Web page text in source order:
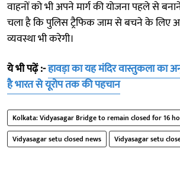
वाहनों को भी अपने मार्ग की योजना पहले से
चला है कि पुलिस ट्रैफिक जाम से बचने के लिए
व्यवस्था भी करेगी।
ये भी पढ़ें :-हावड़ा का यह मंदिर वास्तुकला का
है भारत से यूरोप तक की पहचान
Kolkata: Vidyasagar Bridge to remain closed for 16
Vidyasagar setu closed news
Vidyasagar setu